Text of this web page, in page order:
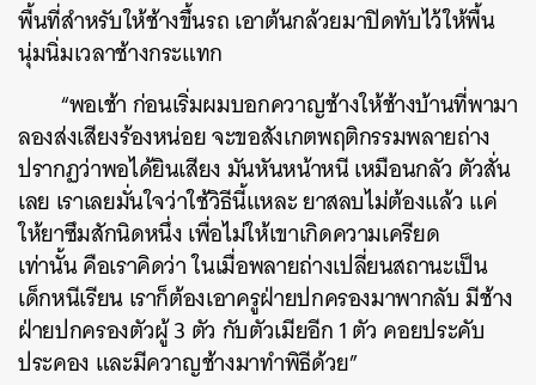
พื้นที่สำหรับให้ช้างขึ้นรถ เอาต้นกล้วยมาปิดทับไว้ให้พื้น
นุ่มนิ่มเวลาช้างกระแทก
“พอเช้า ก่อนเริ่มผมบอกควาญช้างให้ช้างบ้านที่พามา
ลองส่งเสียงร้องหน่อย จะขอสังเกตพฤติกรรมพลายถ่าง
ปรากฏว่าพอได้ยินเสียง มันหันหน้าหนี เหมือนกลัว ตัวสั่น
เลย เราเลยมั่นใจว่าใช้วิธีนี้แหละ ยาสลบไม่ต้องแล้ว แค่
ให้ยาซึมสักนิดหนึ่ง เพื่อไม่ให้เขาเกิดความเครียด
เท่านั้นคือเราคิดว่า ในเมื่อพลายถ่างเปลี่ยนสถานะเป็น
เด็กหนีเรียน เราก็ต้องเอาครูฝ่ายปกครองมาพากลับ มีช้าง
ฝ่ายปกครองตัวผู้ 3 ตัว กับตัวเมียอีก 1 ตัว คอยประคับ
ประคอง และมีควาญช้างมาทำพิธีด้วย”